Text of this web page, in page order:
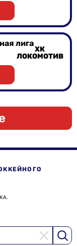
лига
ХК
ЛОКОМОТИВ